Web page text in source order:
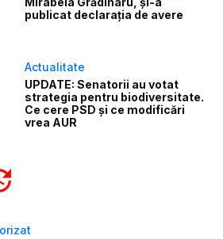
publicat declarația de avere
Actualitate
UPDATE: Senatorii au votat
strategia pentru biodiversitate.
Ce cere PSD și ce modificări
vrea AUR